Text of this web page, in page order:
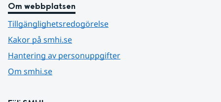
Om webbplatsen
Tillgänglighetsredogörelse
Kakor på smhi.se
Hantering av personuppgifter
Om smhi.se